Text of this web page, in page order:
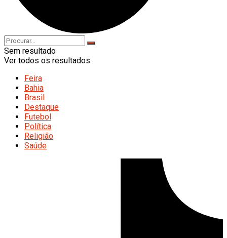
Sem resultado
Ver todos os resultados
Feira
Bahia
Brasil
Destaque
Futebol
Política
Religião
Saúde